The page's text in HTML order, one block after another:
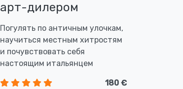
арт-дилером
Погулять по античным улочкам,
научиться местным хитростям
и почувствовать себя
настоящим итальянцем
180 €